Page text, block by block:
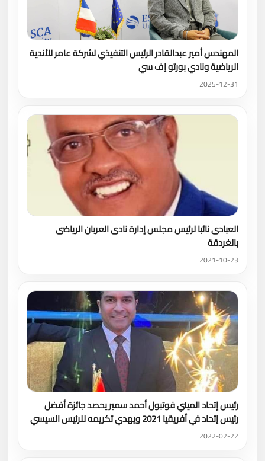
المهندس أمير عبدالقادر الرئيس التنفيذي لشركة عامر للأندية
الرياضية ونادي بورتو إف سي
2025-12-31
العبادى نائبا لرئيس مجلس إدارة نادى العربان الرياضى
بالغردقة
2021-10-23
رئيس إتحاد الميني فوتبول أحمد سمير يحصد جائزة أفضل
رئيس إتحاد في أفريقيا 2021 ويهدي تكريمه للرئيس السيسي
2022-02-22